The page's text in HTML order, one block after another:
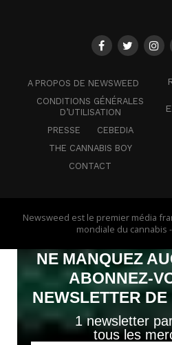
A PROPOS DE NEWSWEED
CONDITIONS GÉNÉRALES
D’UTILISATION
PRESSE
CEBEDIA
THE CANNABIS BOY
CONTACT
Newsweed est le premier média
mondiale du cannabis
NE MANQUEZ
ABONNEZ-
NEWSLETTER
1 newsletter
tous les